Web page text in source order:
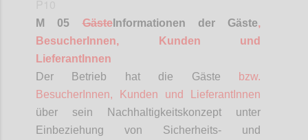
M 05GästeInformationen der Gäste,
BesucherInnen, Kunden und
LieferantInnen
Der Betrieb hat die Gäste
bzw.
BesucherInnen, Kunden und
LieferantInnen
über sein Nachhaltigkeitskonzept unter
Einbeziehung von Sicherheits- und